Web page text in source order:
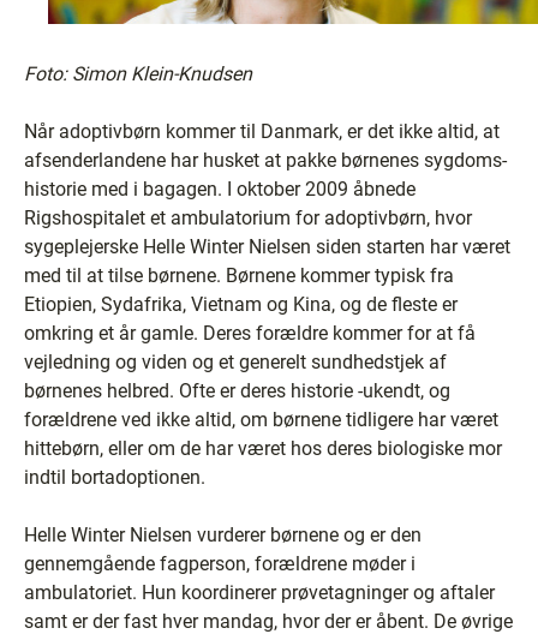
Foto: Simon Klein-Knudsen
Når adoptivbørn kommer til Danmark, er det ikke altid, at
afsenderlandene har husket at pakke børnenes sygdoms-
historie med i bagagen. I oktober 2009 åbnede
Rigshospitalet et ambulatorium for adoptivbørn, hvor
sygeplejerske Helle Winter Nielsen siden starten har været
med til at tilse børnene. Børnene kommer typisk fra
Etiopien, Sydafrika, Vietnam og Kina, og de fleste er
omkring et år gamle. Deres forældre kommer for at få
vejledning og viden og et generelt sundhedstjek af
børnenes helbred. Ofte er deres historie -ukendt, og
forældrene ved ikke altid, om børnene tidligere har været
hittebørn, eller om de har været hos deres biologiske mor
indtil bortadoptionen.
Helle Winter Nielsen vurderer børnene og er den
gennemgående fagperson, forældrene møder i
ambulatoriet. Hun koordinerer prøvetagninger og aftaler
samt er der fast hver mandag, hvor der er åbent. De øvrige